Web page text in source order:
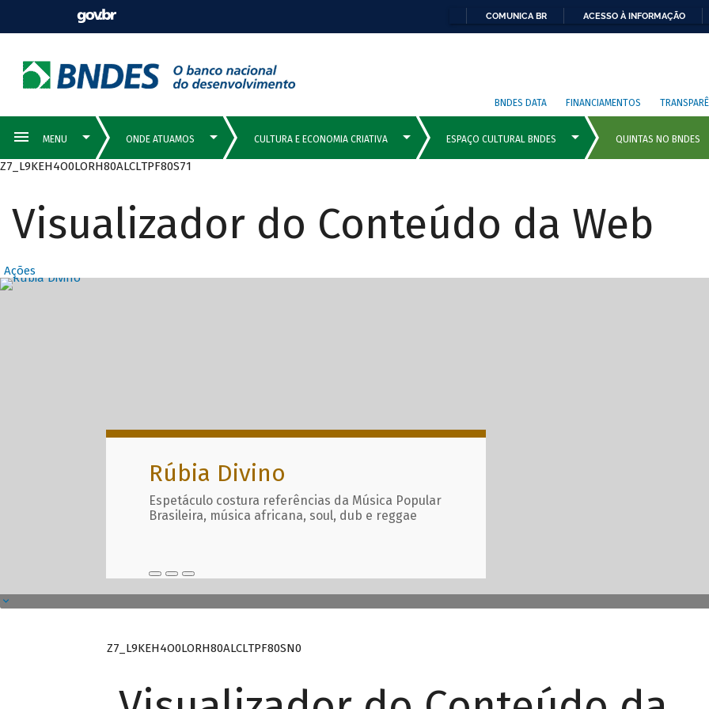
COMUNICA BR ACESSO À INFORMAÇÃO
BNDES DATA FINANCIAMENTOS
Z7_L9KEH4O0LORH80ALCLTPF80S71
Visualizador do Conteúdo da Web
Ações
Destaques Principais com
Rúbia Divino
Espetáculo costura referências da Música Popular
Brasileira, música africana, soul, dub e reggae
Z7_L9KEH4O0LORH80ALCLTPF80SN0